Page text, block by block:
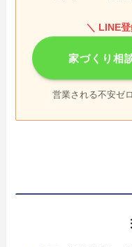
＼ LINE
家づくり相
営業される不安ゼ